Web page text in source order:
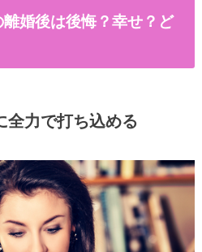
婚後は後悔？幸せ？ど
全力で打ち込める